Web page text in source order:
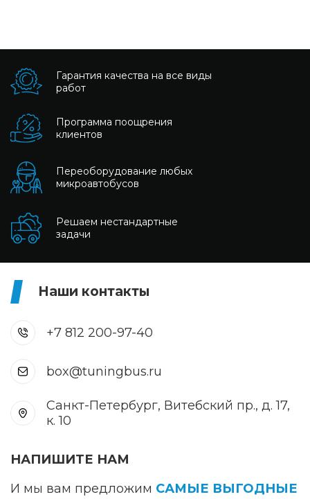
Гарантия качества на все виды
работ
Программа поощрения
клиентов
Переоборудование любых
микроавтобусов
Решаем нестандартные
задачи
Наши контакты
+7 812 200-97-40
box@tuningbus.ru
Санкт-Петербург, Витебский пр., д. 17,
к. 10
НАПИШИТЕ НАМ
И мы вам предложим САМЫЕ ВЫГОДНЫЕ